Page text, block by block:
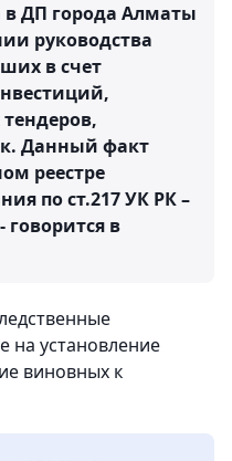
в ДП города Алматы
руководства
в счет
Данный факт
реестре
по ст.217 УК РК –
в
на установление
виновных к